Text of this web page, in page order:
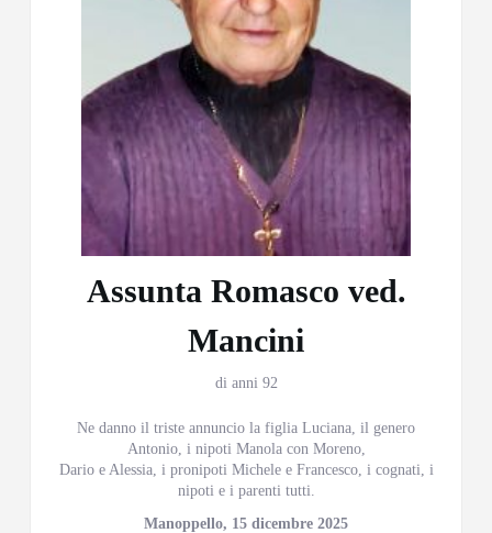
Assunta Romasco ved.
Mancini
di anni 92
Ne danno il triste annuncio la figlia Luciana, il genero
Antonio, i nipoti Manola con Moreno,
Dario e Alessia, i pronipoti Michele e Francesco, i cognati, i
nipoti e i parenti tutti.
Manoppello, 15 dicembre 2025